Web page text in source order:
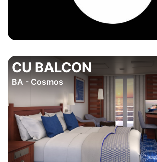
CU BALCON
BA - Cosmos